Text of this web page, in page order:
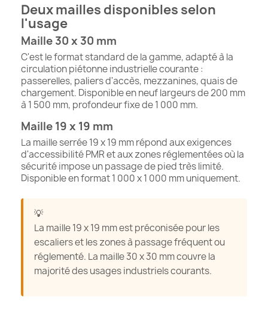
Deux mailles disponibles selon
l'usage
Maille 30 x 30 mm
C'est le format standard de la gamme, adapté à la
circulation piétonne industrielle courante :
passerelles, paliers d'accès, mezzanines, quais de
chargement. Disponible en neuf largeurs de 200 mm
à 1 500 mm, profondeur fixe de 1 000 mm.
Maille 19 x 19 mm
La maille serrée 19 x 19 mm répond aux exigences
d'accessibilité PMR et aux zones réglementées où la
sécurité impose un passage de pied très limité.
Disponible en format 1 000 x 1 000 mm uniquement.
La maille 19 x 19 mm est préconisée pour les
escaliers et les zones à passage fréquent ou
réglementé. La maille 30 x 30 mm couvre la
majorité des usages industriels courants.